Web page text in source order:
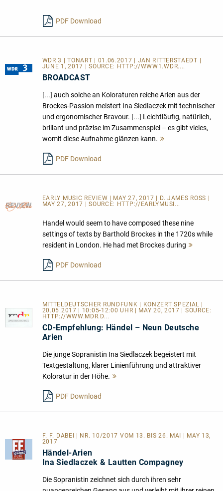
PDF Download
WDR 3 | TONART | 01.06.2017 | JAN RITTERSTAEDT |
JUNE 1, 2017 | SOURCE: HTTP://WWW1.WDR....
BROADCAST
[...] auch solche an Koloraturen reiche Arien aus der
Brockes-Passion meistert Ina Siedlaczek mit technischer
und ergonomischer Bravour. [...] Leichtläufig, natürlich,
brillant und präzise im Zusammenspiel – es gibt vieles,
womit diese Aufnahme glänzen kann.
PDF Download
EARLY MUSIC REVIEW | MAY 27, 2017 | D. JAMES ROSS |
MAY 27, 2017 | SOURCE: HTTP://EARLYMUSI...
Handel would seem to have composed these nine
settings of texts by Barthold Brockes in the 1720s while
resident in London. He had met Brockes during
PDF Download
MITTELDEUTSCHER RUNDFUNK | KONZERT SPEZIAL |
20.05.2017 | 10:05-12:00 UHR | MAY 20, 2017 | SOURCE:
HTTP://WWW.MDR.D...
CD-Empfehlung: Händel – Neun Deutsche
Arien
Die junge Sopranistin Ina Siedlaczek begeistert mit
Textgestaltung, klarer Linienführung und attraktiver
Koloratur in der Höhe.
PDF Download
F. F. DABEI | NR. 10/2017 VOM 13. BIS 26. MAI | MAY 13,
2017
Händel-Arien
Ina Siedlaczek & Lautten Compagney
Die Sopranistin zeichnet sich durch ihren sehr